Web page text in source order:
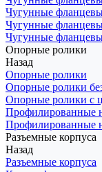
Чугунные
Чугунные
Чугунные
Опорные ролики
Назад
Опорные ролики
Опорные ролики
Опорные ролики с
Профилированные
Профилированные
Разъемные корпуса
Назад
Разъемные корпуса